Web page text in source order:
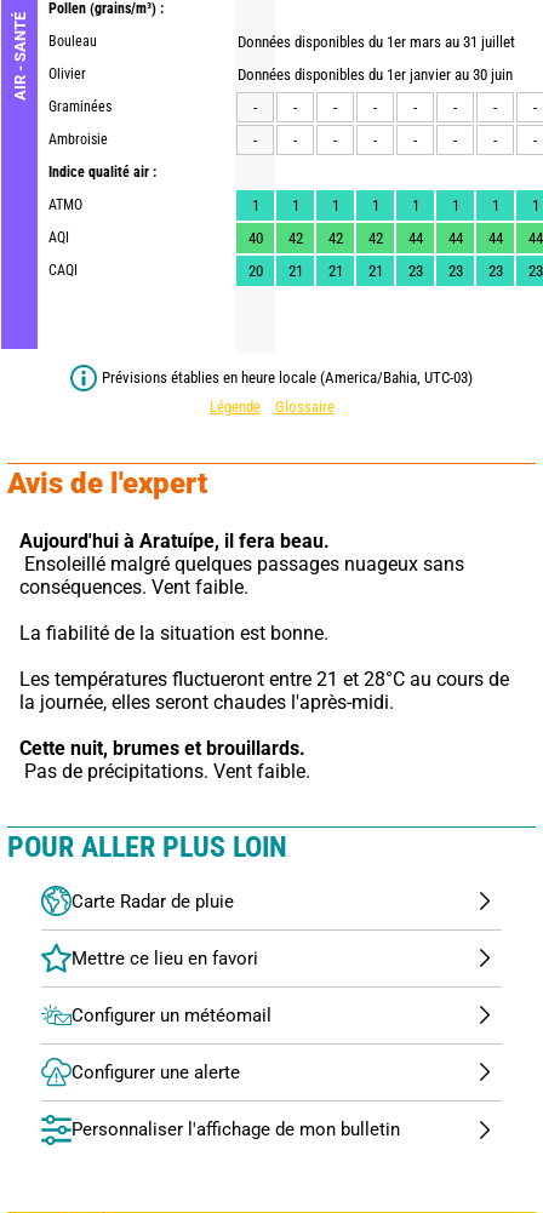
AIR - SANTÉ
Pollen (grains/m³) :
Bouleau
Olivier
Graminées
Ambroisie
Indice qualité air :
ATMO
AQI
CAQI
Données disponibles du 1er mars au 31 juillet
Données disponibles du 1er janvier au 30 juin
-
- - - - - -
-
-
- - - - - - -
1 1 1 1 1 1 1
1
40
42 42 42 44 44 44
44
20
21 21 21 23 23 23 23
Prévisions établies en heure locale (America/Bahia, UTC-03)
Légende
Glossaire
Avis de l'expert
Aujourd'hui à Aratuípe, il fera beau.
conséquences. Vent faible.
La fiabilité de la situation est bonne.
Les températures fluctueront entre 21 et 28°C au cours de
la journée, elles seront chaudes l'après-midi.
Cette nuit, brumes et brouillards.
Pas de précipitations. Vent faible.
POUR ALLER PLUS LOIN
Carte Radar de pluie
Configurer un météomail
Configurer une alerte
Personnaliser l'affichage de mon bulletin